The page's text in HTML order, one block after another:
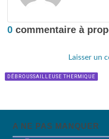
DÉBROUSSAILLEUSE THERMIQUE
0 commentaire à
Laisser un
A NE PAS MANQUER